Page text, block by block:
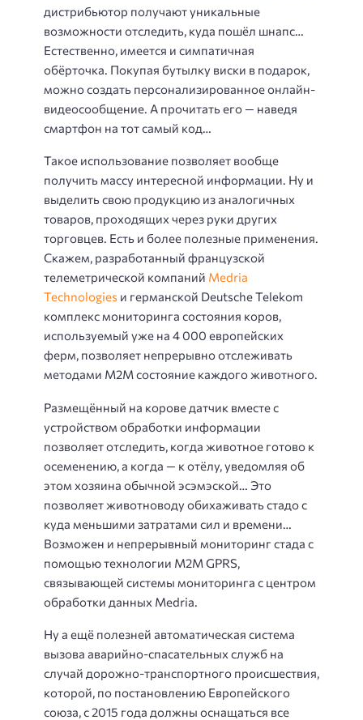
дистрибьютор получают уникальные
возможности отследить, куда пошёл шнапс…
Естественно, имеется и симпатичная
обёрточка. Покупая бутылку виски в подарок,
можно создать персонализированное онлайн-
видеосообщение. А прочитать его — наведя
смартфон на тот самый код…
Такое использование позволяет вообще
получить массу интересной информации. Ну и
выделить свою продукцию из аналогичных
товаров, проходящих через руки других
торговцев. Есть и более полезные применения.
Скажем, разработанный французской
телеметрической компаний Medria
Technologies и германской Deutsche Telekom
комплекс мониторинга состояния коров,
используемый уже на 4 000 европейских
ферм, позволяет непрерывно отслеживать
методами М2М состояние каждого животного.
Размещённый на корове датчик вместе с
устройством обработки информации
позволяет отследить, когда животное готово к
осеменению, а когда — к отёлу, уведомляя об
этом хозяина обычной эсэмэской… Это
позволяет животноводу обихаживать стадо с
куда меньшими затратами сил и времени…
Возможен и непрерывный мониторинг стада с
помощью технологии M2M GPRS,
связывающей системы мониторинга с центром
обработки данных Medria.
Ну а ещё полезней автоматическая система
вызова аварийно-спасательных служб на
случай дорожно-транспортного происшествия,
которой, по постановлению Европейского
союза, с 2015 года должны оснащаться все